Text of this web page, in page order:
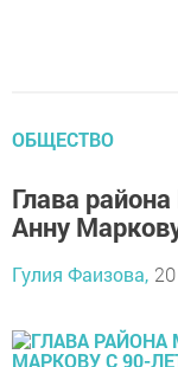
ОБЩЕСТВО
Глава
Анну
Гулия Фаизова,